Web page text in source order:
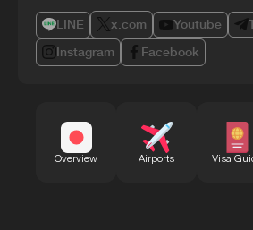
LINE x.com Youtube
Instagram
Facebook
Overview Airports Visa